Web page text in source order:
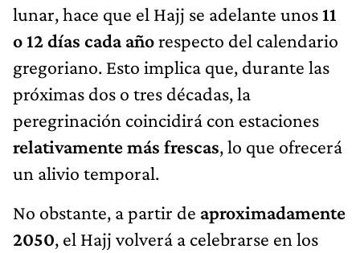
lunar, hace que el Hajj se adelante unos11
o 12 días cada añorespecto del calendario
gregoriano. Esto implica que, durante las
próximas dos o tres décadas, la
peregrinación coincidirá con estaciones
relativamente más frescas, lo que ofrecerá
un alivio temporal.
No obstante, a partir de aproximadamente
2050, el Hajj volverá a celebrarse en los